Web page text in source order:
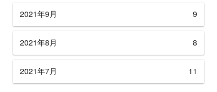
2021年9月 9
2021年8月 8
2021年7月 11